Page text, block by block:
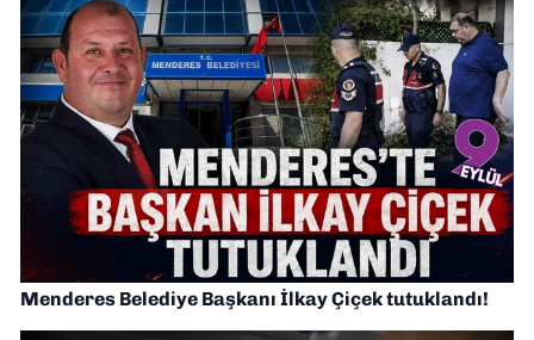
Menderes Belediye Başkanı İlkay Çiçek tutuklandı!